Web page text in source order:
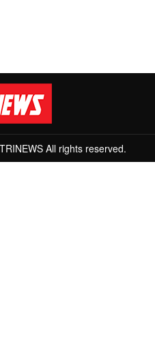
All rights reserved.